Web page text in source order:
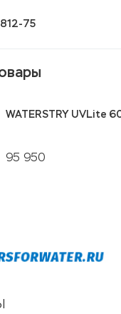
75
95 950
WATERSTRY UVLite